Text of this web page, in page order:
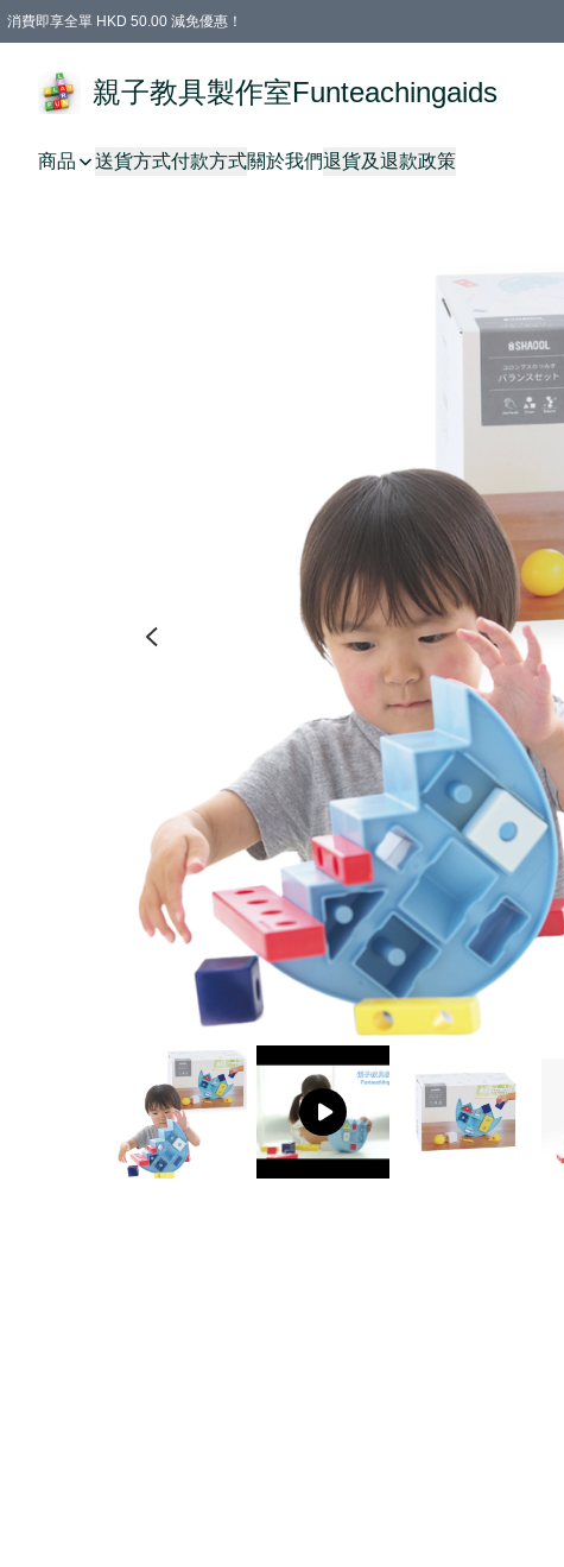
消費即享全單 HKD 50.00 減免優惠！
親子教具製作室Funteachingaids
商品 送貨方式付款方式關於我們退貨及退款政策